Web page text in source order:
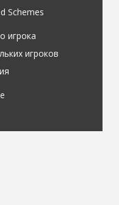
Schemes
игрока
игроков